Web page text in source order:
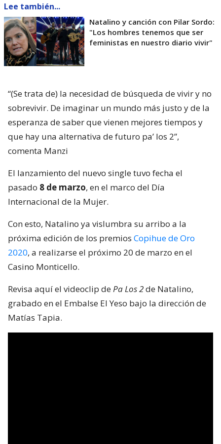
Lee también...
Natalino y canción con Pilar Sordo:
"Los hombres tenemos que ser
feministas en nuestro diario vivir"
“(Se trata de) la necesidad de búsqueda de vivir y no
sobrevivir. De imaginar un mundo más justo y de la
esperanza de saber que vienen mejores tiempos y
que hay una alternativa de futuro pa’ los 2”,
comenta Manzi
El lanzamiento del nuevo single tuvo fecha el
pasado 8 de marzo, en el marco del Día
Internacional de la Mujer.
Con esto, Natalino ya vislumbra su arribo a la
próxima edición de los premios Copihue de Oro
2020, a realizarse el próximo 20 de marzo en el
Casino Monticello.
Revisa aquí el videoclip dePa Los 2de Natalino,
grabado en el Embalse El Yeso bajo la dirección de
Matías Tapia.